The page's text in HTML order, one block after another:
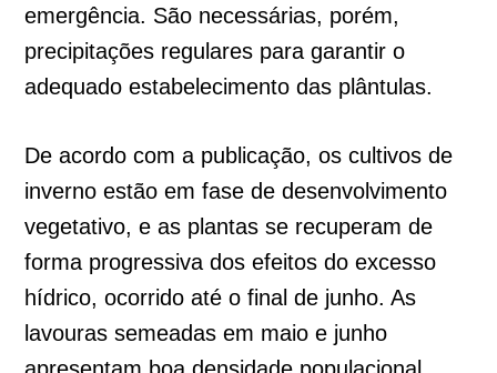
emergência. São necessárias, porém,
precipitações regulares para garantir o
adequado estabelecimento das plântulas.
De acordo com a publicação, os cultivos de
inverno estão em fase de desenvolvimento
vegetativo, e as plantas se recuperam de
forma progressiva dos efeitos do excesso
hídrico, ocorrido até o final de junho. As
lavouras semeadas em maio e junho